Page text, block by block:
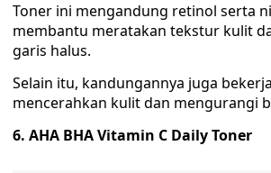
Toner ini mengandung retinol serta
membantu meratakan tekstur kulit
garis halus.
Selain itu, kandungannya juga
mencerahkan kulit dan mengurangi
6. AHA BHA Vitamin C Daily Toner